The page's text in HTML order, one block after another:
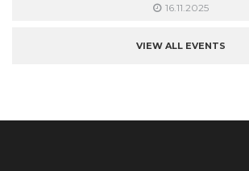
16.11.2025
VIEW ALL EVENTS